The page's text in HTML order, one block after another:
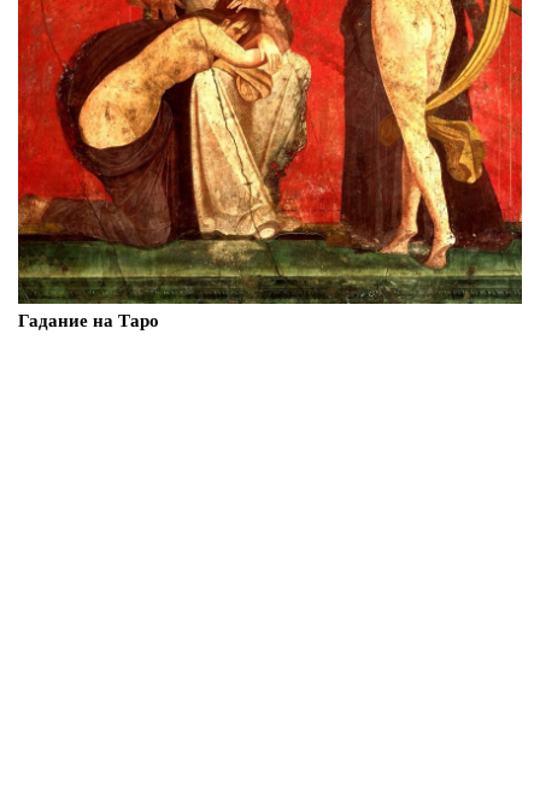
Гадание на Таро